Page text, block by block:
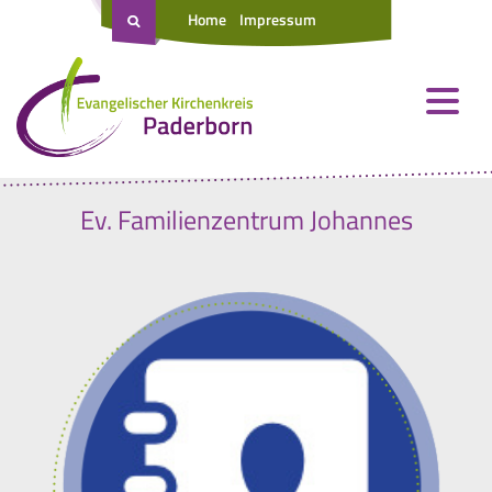
Home Impressum
Ev. Familienzentrum Johannes